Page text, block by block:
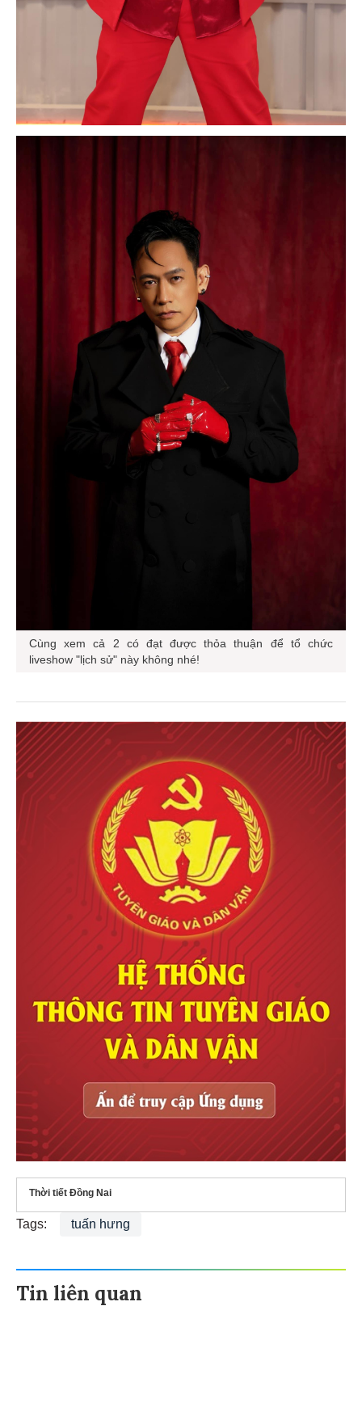
Cùng xem cả 2 có đạt được thỏa thuận để tổ chức
liveshow "lịch sử" này không nhé!
Thời tiết Đồng Nai
Tags: tuấn hưng
Tin liên quan